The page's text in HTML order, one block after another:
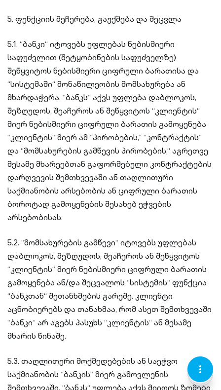
5. ფუნქციის შეჩერება, გაუქმება და შეცვლა
5.1. “ბანკი“ იტოვებს უფლებას ნებისმიერი
საფუძვლით (შეტყობინების საფუძველზე)
შეწყვიტოს ნებისმიერი ციფრული ბარათისა და
“სისტემაში“ მონაწილეობის მომსახურება ან
მხარდაჭერა. “ბანკს“ აქვს უფლება დაბლოკოს,
შეზღუდოს, შეაჩეროს ან შეწყვიტოს “კლიენტის“
მიერ ნებისმიერი ციფრული ბარათის გამოყენება
“კლიენტის“ მიერ ამ “პირობების,“ “კონტრაქტის“
და “მომსახურების გამწევის პირობების,“ აგრეთვე
მესამე მხარეებთან გაფორმებული კონტრაქტების
დარღვევის შემთხვევაში ან თაღლითური
საქმიანობის არსებობის ან ციფრული ბარათის
ბოროტად გამოყენების შესახებ ეჭვების
არსებობისას.
5.2. “მომსახურების გამწევი“ იტოვებს უფლებას
დაბლოკოს, შეზღუდოს, შეაჩეროს ან შეწყვიტოს
“კლიენტის“ მიერ ნებისმიერი ციფრული ბარათის
გამოყენება ან/და შეცვალოს “სისტემის“ ფუნქცია
“ბანკთან“ შეთანხმების გარეშე. კლიენტი
აცნობიერებს და თანახმაა, რომ ასეთ შემთხვევაში
“ბანკი“ არ აგებს პასუხს “კლიენტის“ ან მესამე
მხარის წინაშე.
5.3. თაღლითური მოქმედებების ან საეჭვო
საქმიანობის “ბანკის“ მიერ გამოვლენის
შემთხვევაში, “ბანკს“ უფლება აქვს მიიღოს ზომები
PIN-